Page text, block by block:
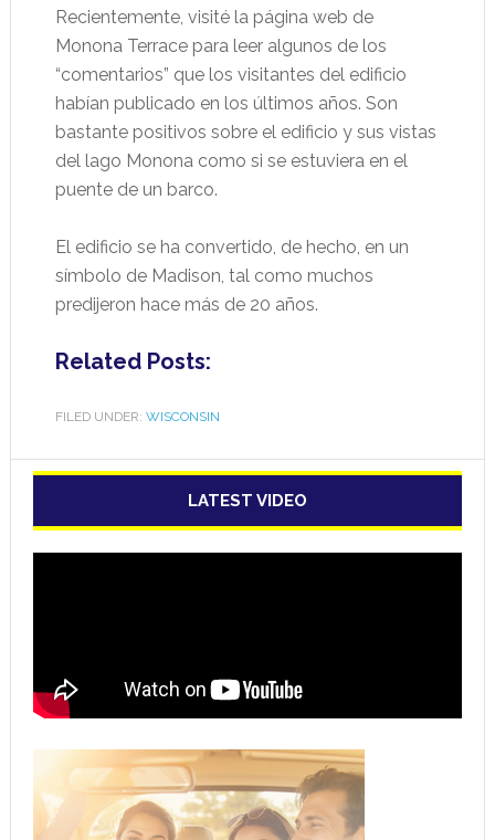
Recientemente, visité la página web de
Monona Terrace para leer algunos de los
“comentarios” que los visitantes del edificio
habían publicado en los últimos años. Son
bastante positivos sobre el edificio y sus vistas
del lago Monona como si se estuviera en el
puente de un barco.
El edificio se ha convertido, de hecho, en un
símbolo de Madison, tal como muchos
predijeron hace más de 20 años.
Related Posts:
FILED UNDER: WISCONSIN
LATEST VIDEO